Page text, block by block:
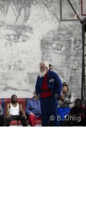
&
© B. Uhlig